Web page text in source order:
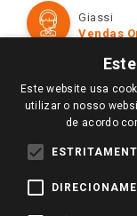
Televendas
Perguntas
Trabalhe Conosco
Identidade Visual
Formas de
Políticas de
Trocas e
Giassi
Vendas
Redes Sociais
Pagamento e
Este website usa
utilizar o nosso
de acordo